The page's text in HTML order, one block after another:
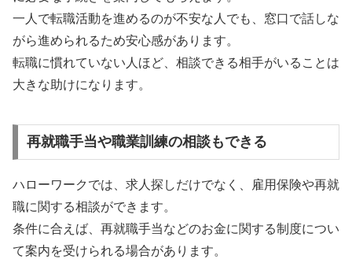
一人で転職活動を進めるのが不安な人でも、窓口で話しな
がら進められるため安心感があります。
転職に慣れていない人ほど、相談できる相手がいることは
大きな助けになります。
再就職手当や職業訓練の相談もできる
ハローワークでは、求人探しだけでなく、雇用保険や再就
職に関する相談ができます。
条件に合えば、再就職手当などのお金に関する制度につい
て案内を受けられる場合があります。